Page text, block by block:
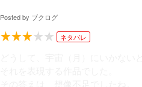
Posted by ブクログ
ネタバレ